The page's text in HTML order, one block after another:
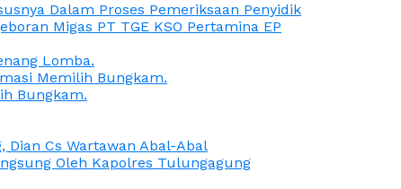
Dalam Proses Pemeriksaan Penyidik
Migas PT TGE KSO Pertamina EP
Lomba.
Memilih Bungkam.
Bungkam.
Dian Cs Wartawan Abal-Abal
Oleh Kapolres Tulungagung